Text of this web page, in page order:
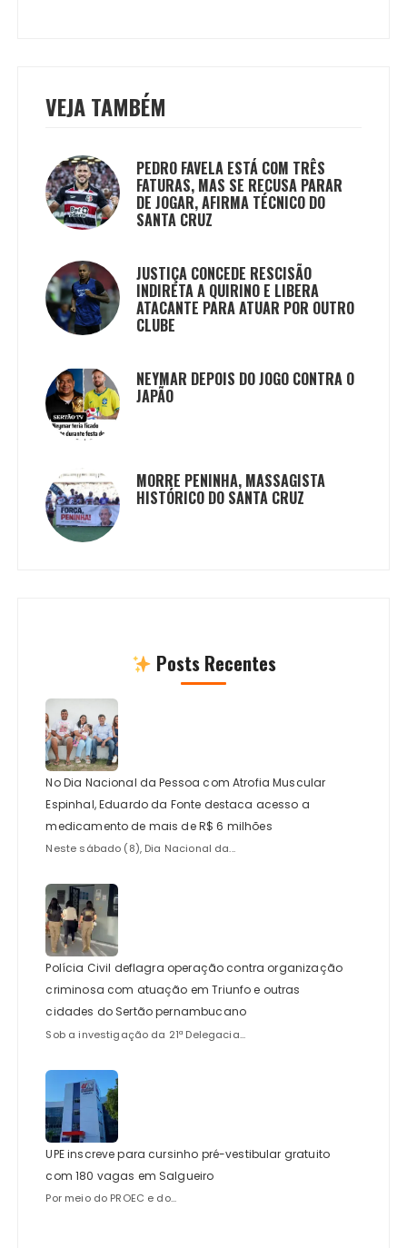
VEJA TAMBÉM
PEDRO FAVELA ESTÁ COM TRÊS
FATURAS, MAS SE RECUSA PARAR
DE JOGAR, AFIRMA TÉCNICO DO
SANTA CRUZ
JUSTIÇA CONCEDE RESCISÃO
INDIRETA A QUIRINO E LIBERA
ATACANTE PARA ATUAR POR OUTRO
CLUBE
NEYMAR DEPOIS DO JOGO CONTRA O
JAPÃO
MORRE PENINHA, MASSAGISTA
HISTÓRICO DO SANTA CRUZ
Posts Recentes
No Dia Nacional da Pessoa com Atrofia Muscular
Espinhal, Eduardo da Fonte destaca acesso a
medicamento de mais de R$ 6 milhões
Neste sábado (8), Dia Nacional da...
Polícia Civil deflagra operação contra organização
criminosa com atuação em Triunfo e outras
cidades do Sertão pernambucano
Sob a investigação da 21ª Delegacia...
UPE inscreve para cursinho pré-vestibular gratuito
com 180 vagas em Salgueiro
Por meio do PROEC e do...